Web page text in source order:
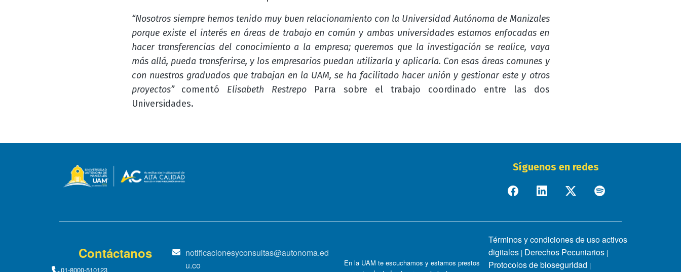
“Nosotros siempre hemos tenido muy buen relacionamiento con la Universidad Autónoma de Manizales
porque existe el interés en áreas de trabajo en común y ambas universidades estamos enfocadas en
hacer transferencias del conocimiento a la empresa; queremos que la investigación se realice, vaya
más allá, pueda transferirse, y los empresarios puedan utilizarla y aplicarla. Con esas áreas comunes y
con nuestros graduados que trabajan en la UAM, se ha facilitado hacer unión y gestionar este y otros
proyectos”comentó Elisabeth Restrepo Parra sobre el trabajo coordinado entre las dos
Universidades.
Síguenos en redes
Contáctanos
01-8000-510123
notificacionesyconsultas@autonoma.ed
u.co
En la UAM te escuchamos y estamos prestos
Términos y condiciones de uso activos
digitales | Derechos Pecuniarios |
Protocolos de bioseguridad |